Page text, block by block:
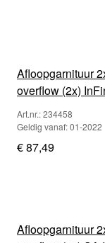
Afloopgarnituur
overflow (2x)
Art.nr.: 234458
Geldig vanaf: 01-2022
€ 87,49
Afloopgarnituur